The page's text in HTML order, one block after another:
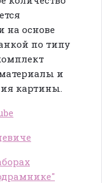
на основе
по типу
и
картины.